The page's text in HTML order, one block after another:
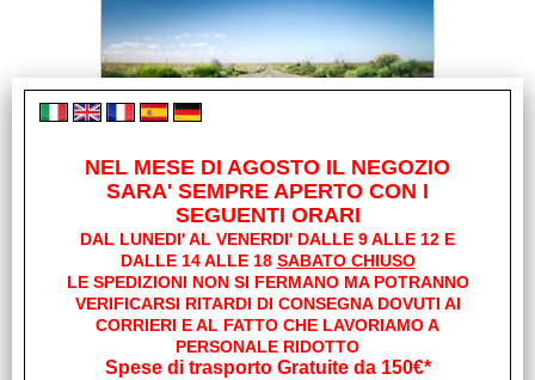
PACK PER CAMPER
NEL MESE DI AGOSTO IL NEGOZIO
SARA' SEMPRE APERTO CON I
SEGUENTI ORARI
DAL LUNEDI' AL VENERDI' DALLE 9 ALLE 12 E
DALLE 14 ALLE 18 SABATO CHIUSO
LE SPEDIZIONI NON SI FERMANO MA POTRANNO
VERIFICARSI RITARDI DI CONSEGNA DOVUTI AI
CORRIERI E AL FATTO CHE LAVORIAMO A
PERSONALE RIDOTTO
Spese di trasporto Gratuite da 150€*